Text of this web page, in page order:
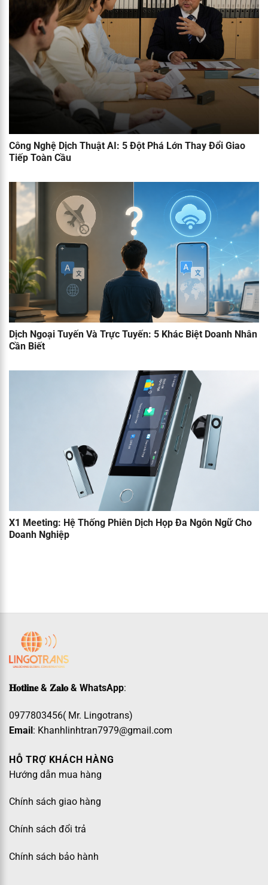
Công Nghệ Dịch Thuật AI: 5 Đột Phá Lớn Thay Đổi Giao
Tiếp Toàn Cầu
Dịch Ngoại Tuyến Và Trực Tuyến: 5 Khác Biệt Doanh Nhân
Cần Biết
X1 Meeting: Hệ Thống Phiên Dịch Họp Đa Ngôn Ngữ Cho
Doanh Nghiệp
𝐇𝐨𝐭𝐥𝐢𝐧𝐞 & 𝐙𝐚𝐥𝐨 & WhatsApp:
0977803456( Mr. Lingotrans)
Email: Khanhlinhtran7979@gmail.com
HỖ TRỢ KHÁCH HÀNG
Hướng dẫn mua hàng
Chính sách giao hàng
Chính sách đổi trả
Chính sách bảo hành